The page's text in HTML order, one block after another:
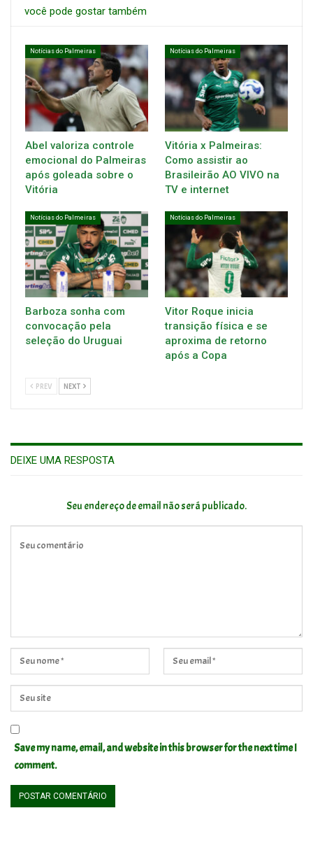
você pode gostar também
Notícias do Palmeiras
Abel valoriza controle
emocional do Palmeiras
após goleada sobre o
Vitória
Notícias do Palmeiras
Vitória x Palmeiras:
Como assistir ao
Brasileirão AO VIVO na
TV e internet
Notícias do Palmeiras
Barboza sonha com
convocação pela
seleção do Uruguai
Notícias do Palmeiras
Vitor Roque inicia
transição física e se
aproxima de retorno
após a Copa
PREV NEXT
DEIXE UMA RESPOSTA
Seu endereço de email não será publicado.
Save my name, email, and website in this browser for the next time I
comment.